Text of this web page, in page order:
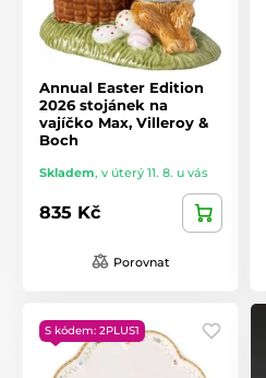
Annual Easter Edition
2026 stojánek na
vajíčko Max, Villeroy &
Boch
Skladem, v úterý 11. 8. u vás
835 Kč
Porovnat
S kódem: 2PLUS1